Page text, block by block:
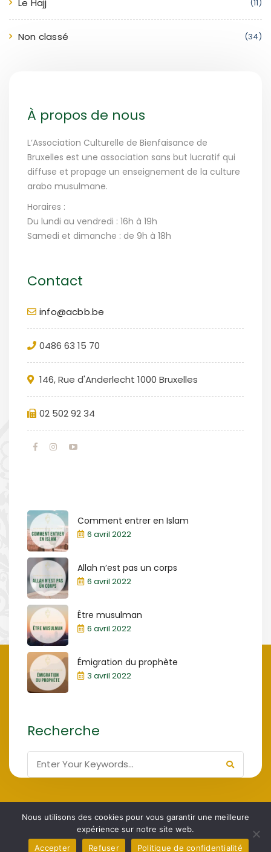
Le Hajj (11)
Non classé (34)
À propos de nous
L’Association Culturelle de Bienfaisance de
Bruxelles est une association sans but lucratif qui
diffuse et propage un enseignement de la culture
arabo musulmane.
Horaires :
Du lundi au vendredi : 16h à 19h
Samedi et dimanche : de 9h à 18h
Contact
info@acbb.be
0486 63 15 70
146, Rue d'Anderlecht 1000 Bruxelles
02 502 92 34
Comment entrer en Islam
6 avril 2022
Allah n’est pas un corps
6 avril 2022
Être musulman
6 avril 2022
Émigration du prophète
3 avril 2022
Recherche
Association Culturelle de Bienfaisance de
Bruxelles
Nous utilisons des cookies pour vous garantir une meilleure
expérience sur notre site web.
Accepter
Refuser Politique de confidentialité